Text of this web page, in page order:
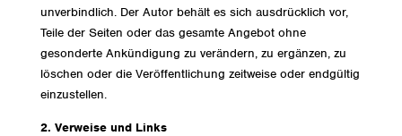
unverbindlich. Der Autor behält es sich ausdrücklich vor,
Teile der Seiten oder das gesamte Angebot ohne
gesonderte Ankündigung zu verändern, zu ergänzen, zu
löschen oder die Veröffentlichung zeitweise oder endgültig
einzustellen.
2. Verweise und Links